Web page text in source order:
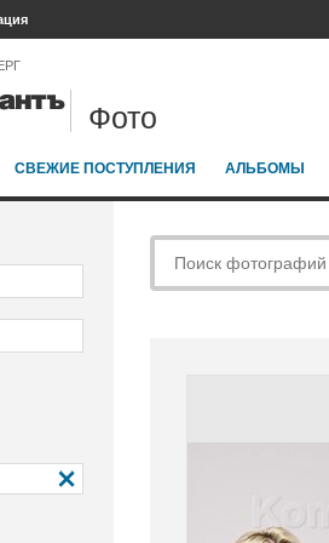
Фото
СВЕЖИЕ ПОСТУПЛЕНИЯ АЛЬБОМЫ